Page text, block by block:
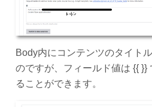
Body内にコンテンツのタイト
のですが、フィールド値は {{ }}
ることができます。